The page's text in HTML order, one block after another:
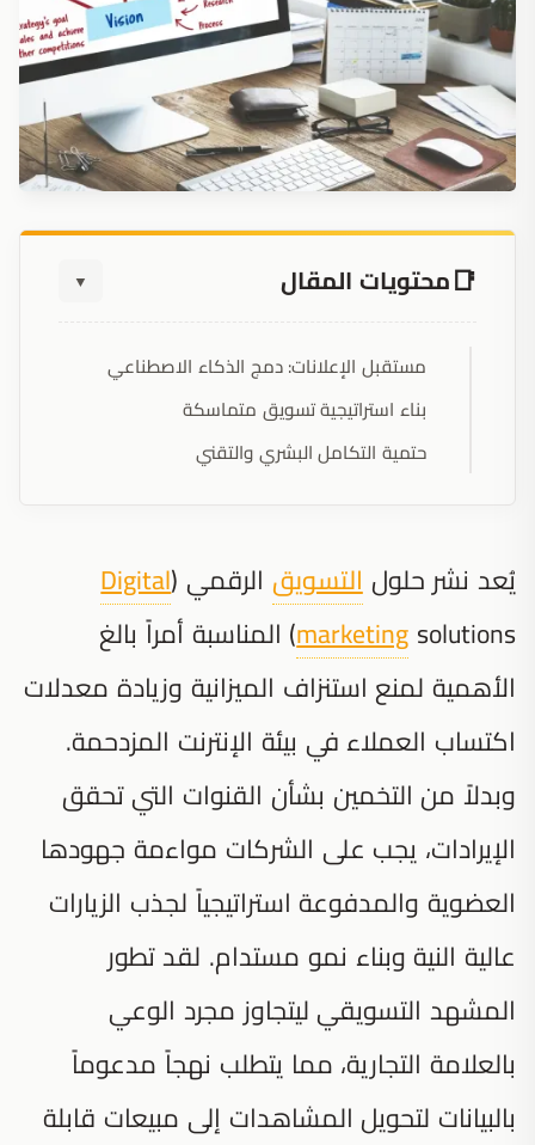
محتويات المقال ▼
مستقبل الإعلانات: دمج الذكاء الاصطناعي
بناء استراتيجية تسويق متماسكة
حتمية التكامل البشري والتقني
يُعد نشر حلولالتسويق الرقمي (Digital
marketingsolutions) المناسبة أمراً بالغ
الأهمية لمنع استنزاف الميزانية وزيادة معدلات
اكتساب العملاء في بيئة الإنترنت المزدحمة.
وبدلاً من التخمين بشأن القنوات التي تحقق
الإيرادات، يجب على الشركات مواءمة جهودها
العضوية والمدفوعة استراتيجياً لجذب الزيارات
عالية النية وبناء نمو مستدام. لقد تطور
المشهد التسويقي ليتجاوز مجرد الوعي
بالعلامة التجارية، مما يتطلب نهجاً مدعوماً
بالبيانات لتحويل المشاهدات إلى مبيعات قابلة